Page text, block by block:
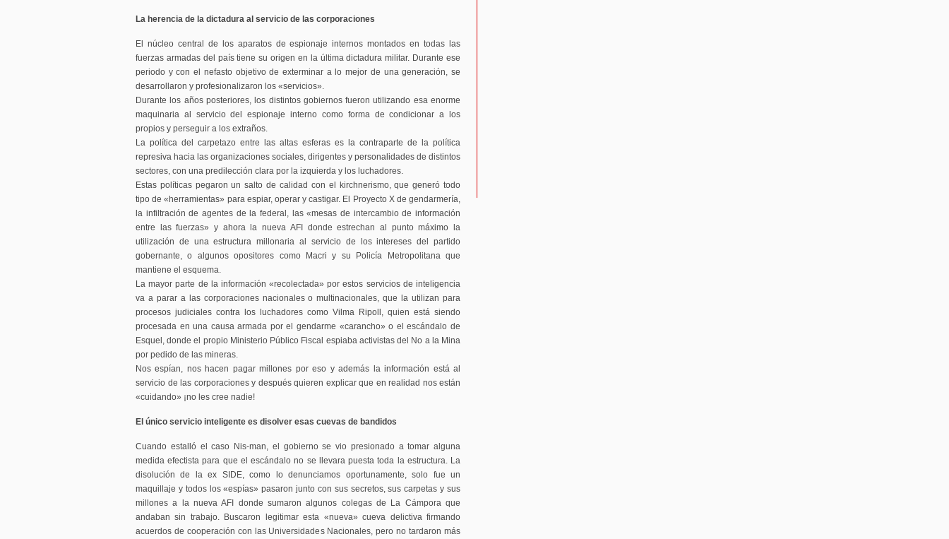
La herencia de la dictadura al servicio de las corporaciones
El núcleo central de los aparatos de espionaje internos montados en todas las
fuerzas armadas del país tiene su origen en la última dictadura militar. Durante ese
periodo y con el nefasto objetivo de exterminar a lo mejor de una generación, se
desarrollaron y profesionalizaron los «servicios».
Durante los años posteriores, los distintos gobiernos fueron utilizando esa enorme
maquinaria al servicio del espionaje interno como forma de condicionar a los
propios y perseguir a los extraños.
La política del carpetazo entre las altas esferas es la contraparte de la política
represiva hacia las organizaciones sociales, dirigentes y personalidades de distintos
sectores, con una predilección clara por la izquierda y los luchadores.
Estas políticas pegaron un salto de calidad con el kirchnerismo, que generó todo
tipo de «herramientas» para espiar, operar y castigar. El Proyecto X de gendarmería,
la infiltración de agentes de la federal, las «mesas de intercambio de información
entre las fuerzas» y ahora la nueva AFI donde estrechan al punto máximo la
utilización de una estructura millonaria al servicio de los intereses del partido
gobernante, o algunos opositores como Macri y su Policía Metropolitana que
mantiene el esquema.
La mayor parte de la información «recolectada» por estos servicios de inteligencia
va a parar a las corporaciones nacionales o multinacionales, que la utilizan para
procesos judiciales contra los luchadores como Vilma Ripoll, quien está siendo
procesada en una causa armada por el gendarme «carancho» o el escándalo de
Esquel, donde el propio Ministerio Público Fiscal espiaba activistas del No a la Mina
por pedido de las mineras.
Nos espían, nos hacen pagar millones por eso y además la información está al
servicio de las corporaciones y después quieren explicar que en realidad nos están
«cuidando» ¡no les cree nadie!
El único servicio inteligente es disolver esas cuevas de bandidos
Cuando estalló el caso Nis-man, el gobierno se vio presionado a tomar alguna
medida efectista para que el escándalo no se llevara puesta toda la estructura. La
disolución de la ex SIDE, como lo denunciamos oportunamente, solo fue un
maquillaje y todos los «espías» pasaron junto con sus secretos, sus carpetas y sus
millones a la nueva AFI donde sumaron algunos colegas de La Cámpora que
andaban sin trabajo. Buscaron legitimar esta «nueva» cueva delictiva firmando
acuerdos de cooperación con las Universidades Nacionales, pero no tardaron más